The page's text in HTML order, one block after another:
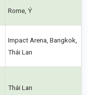
Rome, Ý
Impact Arena, Bangkok,
Thái Lan
Thái Lan